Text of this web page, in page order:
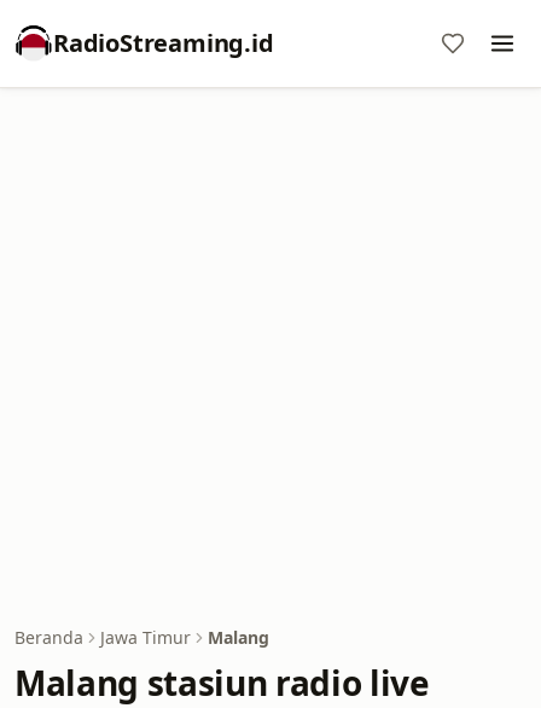
RadioStreaming.id
Beranda Jawa Timur Malang
Malang stasiun radio live